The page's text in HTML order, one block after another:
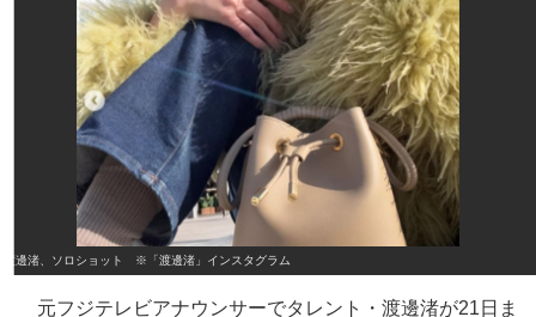
渡邊渚、ソロショット ※「渡邊渚」インスタグラム
元フジテレビアナウンサーでタレント・渡邊渚が21日ま